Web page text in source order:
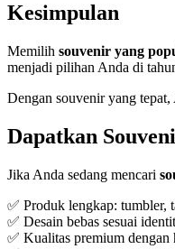
Kesimpulan
Memilih souvenir yang
menjadi pilihan Anda di
Dengan souvenir yang
Dapatkan
Jika Anda sedang mencari
✅ Produk lengkap: tumbler,
✅ Desain bebas sesuai
✅ Kualitas premium dengan